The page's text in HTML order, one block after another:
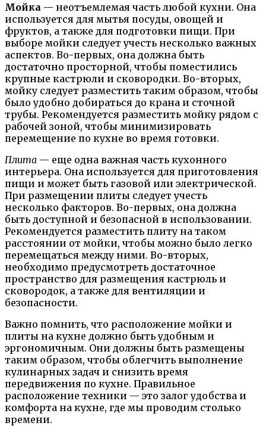
Мойка — неотъемлемая часть любой кухни. Она
используется для мытья посуды, овощей и
фруктов, а также для подготовки пищи. При
выборе мойки следует учесть несколько важных
аспектов. Во-первых, она должна быть
достаточно просторной, чтобы поместились
крупные кастрюли и сковородки. Во-вторых,
мойку следует разместить таким образом, чтобы
было удобно добираться до крана и сточной
трубы. Рекомендуется разместить мойку рядом с
рабочей зоной, чтобы минимизировать
перемещение по кухне во время готовки.
Плита — еще одна важная часть кухонного
интерьера. Она используется для приготовления
пищи и может быть газовой или электрической.
При размещении плиты следует учесть
несколько факторов. Во-первых, она должна
быть доступной и безопасной в использовании.
Рекомендуется разместить плиту на таком
расстоянии от мойки, чтобы можно было легко
перемещаться между ними. Во-вторых,
необходимо предусмотреть достаточное
пространство для размещения кастрюль и
сковородок, а также для вентиляции и
безопасности.
Важно помнить, что расположение мойки и
плиты на кухне должно быть удобным и
эргономичным. Они должны быть размещены
таким образом, чтобы облегчить выполнение
кулинарных задач и снизить время
передвижения по кухне. Правильное
расположение техники — это залог удобства и
комфорта на кухне, где мы проводим столько
времени.